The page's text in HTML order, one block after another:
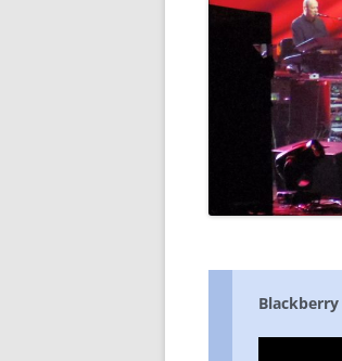
DIE 1970ER JAHRE
DIE 1980ER JAHRE
DIE 2000ER JAHRE
DIE 2010ER JAHRE